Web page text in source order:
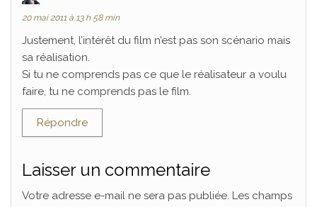
20 mai 2011 à 13 h 58 min
Justement, l’intérêt du film n’est pas son scénario mais
sa réalisation.
Si tu ne comprends pas ce que le réalisateur a voulu
faire, tu ne comprends pas le film.
Répondre
Laisser un commentaire
Votre adresse e-mail ne sera pas publiée. Les champs